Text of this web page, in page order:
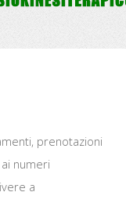
prenotazioni
numeri
a